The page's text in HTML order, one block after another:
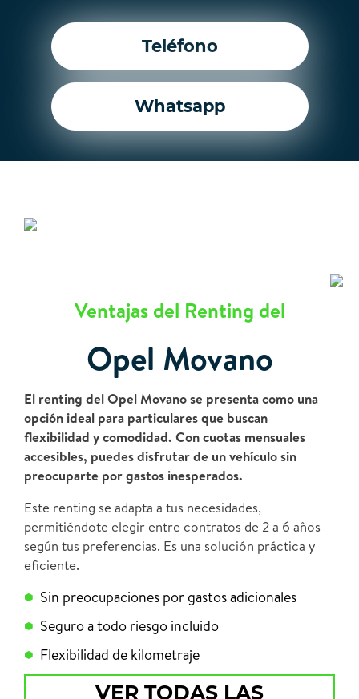
Teléfono
Whatsapp
Ventajas del Renting del
Opel Movano
El renting del Opel Movano se presenta como una
opción ideal para particulares que buscan
flexibilidad y comodidad. Con cuotas mensuales
accesibles, puedes disfrutar de un vehículo sin
preocuparte por gastos inesperados.
Este renting se adapta a tus necesidades,
permitiéndote elegir entre contratos de 2 a 6 años
según tus preferencias. Es una solución práctica y
eficiente.
Sin preocupaciones por gastos adicionales
Seguro a todo riesgo incluido
Flexibilidad de kilometraje
VER TODAS LAS